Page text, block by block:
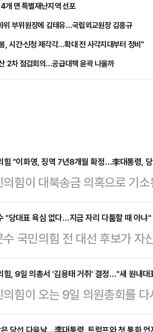
개 면 특별재난지역 선포
위 부위원장에 김태유…국립외교원장 김흥규
, 시간·신청 제각각…확대 전 사각지대부터 정비"
2차 점검회의…공급대책 윤곽 나올까
힘 "이화영, 징역 7년8개월 확정…李대통령,
의힘이 대북송금 의혹으로 기
8개월의 징역형을 확정 받
신이 있다면, 재판을 중지시킬
촉구했다.나경원 국민의힘
북송금으로 징역형을 확정 받
기로 한 스마트팜 사업비 500
쌍방울 그룹이 대신 내도록 한
이 아니다"라고 규…
"당대표 욕심 없다…지금 자리 다툼할 때 아냐"
수 국민의힘 전 대선 후보가 자
표에 아무 욕심이 없다. 지금
. 더불어민주당 주도로 이른바
될 위기에 당대표 누가 할지를
수 전 후보는 5일 서울 영등포
힘, 9일 의총서 '김용태 거취' 결정…"새 원내대
의힘이 오는 9일 의원총회를
의하기로 결정했다. 권성동 원